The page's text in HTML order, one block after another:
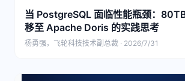
当 PostgreSQL 面临性能瓶颈：
移至 Apache Doris 的实践思考
杨勇强，飞轮科技技术副总裁 · 2026/7/31